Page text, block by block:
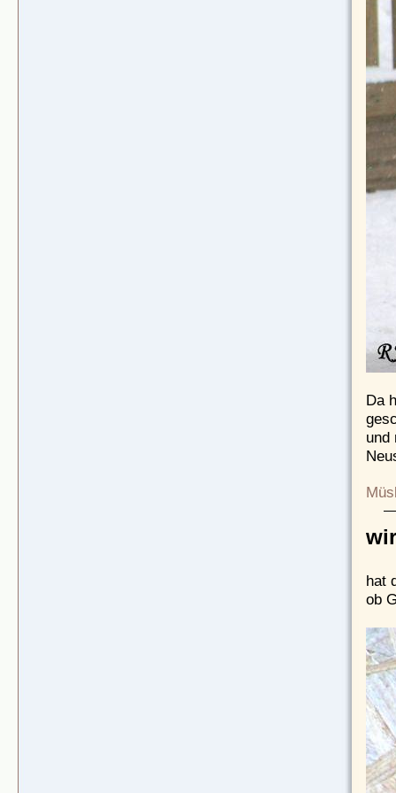
Da
und
hat
ob